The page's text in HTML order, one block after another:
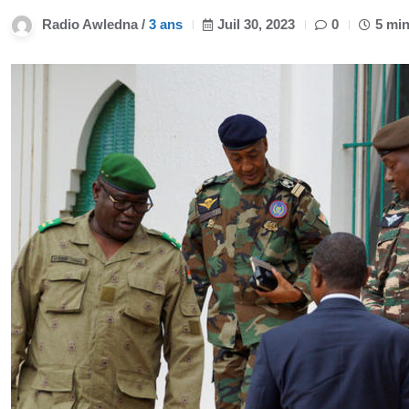
Radio Awledna / 3 ans Juil 30, 2023 0 5